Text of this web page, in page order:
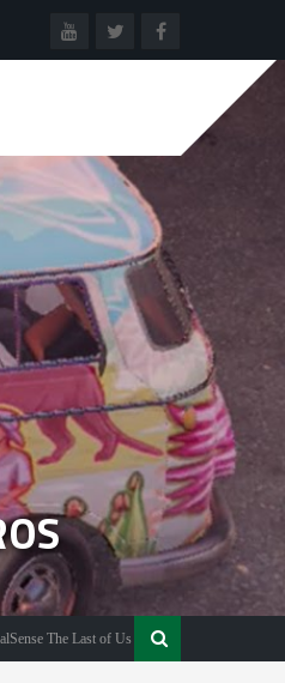
Last of Us Limited Edition